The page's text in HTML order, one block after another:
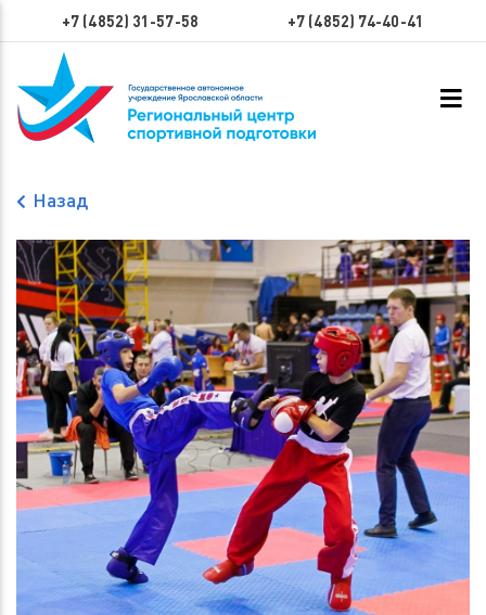
+7 (4852) 31-57-58 +7 (4852) 74-40-41
Назад